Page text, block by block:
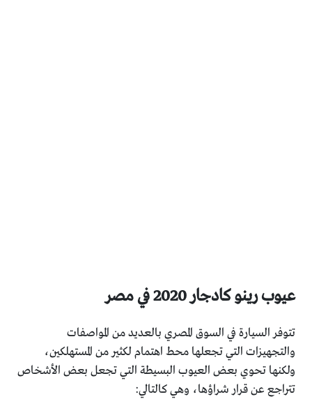
عيوب رينو كادجار 2020 في مصر
تتوفر السيارة في السوق المصري بالعديد من المواصفات
والتجهيزات التي تجعلها محط اهتمام لكثير من المستهلكين،
ولكنها تحوي بعض العيوب البسيطة التي تجعل بعض الأشخاص
تتراجع عن قرار شراؤها، وهي كالتالي: